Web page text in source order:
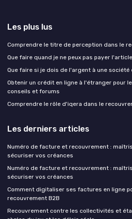
Les plus lus
Comprendre le titre de perception dans le
Que faire quand je ne peux pas payer
Que faire si je dois de l'argent à une
Obtenir un crédit en ligne à l'étranger pour
conseils et forums
Comprendre le rôle d'iqera dans le
Les derniers articles
Numéro de facture et recouvrement :
sécuriser vos créances
Numéro de facture et recouvrement :
sécuriser vos créances
Comment digitaliser ses factures en ligne
recouvrement B2B
Recouvrement contre les collectivités et